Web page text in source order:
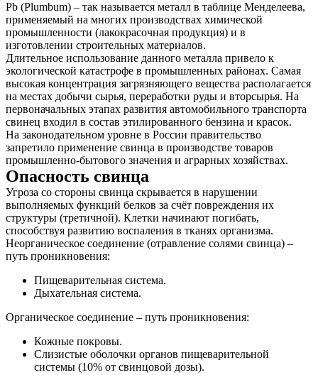
Pb (Plumbum) – так называется металл в таблице Менделеева,
применяемый на многих производствах химической
промышленности (лакокрасочная продукция) и в
изготовлении строительных материалов.
Длительное использование данного металла привело к
экологической катастрофе в промышленных районах. Самая
высокая концентрация загрязняющего вещества располагается
на местах добычи сырья, переработки руды и вторсырья. На
первоначальных этапах развития автомобильного транспорта
свинец входил в состав этилированного бензина и красок.
На законодательном уровне в России правительство
запретило применение свинца в производстве товаров
промышленно-бытового значения и аграрных хозяйствах.
Опасность свинца
Угроза со стороны свинца скрывается в нарушении
выполняемых функций белков за счёт повреждения их
структуры (третичной). Клетки начинают погибать,
способствуя развитию воспаления в тканях организма.
Неорганическое соединение (отравление солями свинца) –
путь проникновения:
Пищеварительная система.
Дыхательная система.
Органическое соединение – путь проникновения:
Кожные покровы.
Слизистые оболочки органов пищеварительной
системы (10% от свинцовой дозы).